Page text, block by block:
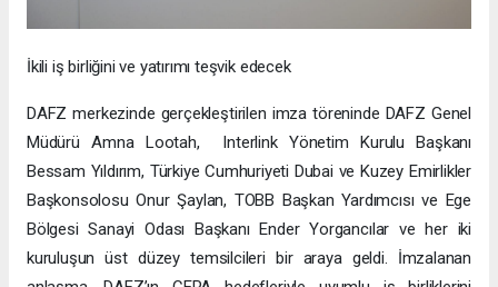
İkili iş birliğini ve yatırımı teşvik edecek
DAFZ merkezinde gerçekleştirilen imza töreninde DAFZ Genel
Müdürü Amna Lootah, Interlink Yönetim Kurulu Başkanı
Bessam Yıldırım, Türkiye Cumhuriyeti Dubai ve Kuzey Emirlikler
Başkonsolosu Onur Şaylan, TOBB Başkan Yardımcısı ve Ege
Bölgesi Sanayi Odası Başkanı Ender Yorgancılar ve her iki
kuruluşun üst düzey temsilcileri bir araya geldi. İmzalanan